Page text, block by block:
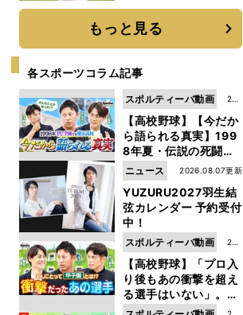
く大学進学を選ぶ理由
もっと見る
各スポーツコラム記事
【高校野球】【今だか
ら語られる真実】199
8年夏・伝説の死闘の
最中にPL学園に何が起
きていた！？
202
6.0
8.0
7更
新
スポルティーバ動画
YUZURU2027羽生結
弦カレンダー 予約受付
中！
2026.08.07更新
ニュース
【高校野球】「プロ入
り後もあの衝撃を超え
る選手はいない」。PL
学園トリオが衝撃を受
202
6.0
8.0
6更
スポルティーバ動画